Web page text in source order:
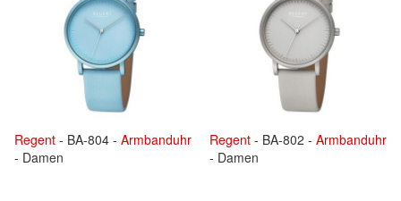
Regent - BA-804 - Armbanduhr
- Damen
Regent - BA-802 - Armbanduhr
- Damen